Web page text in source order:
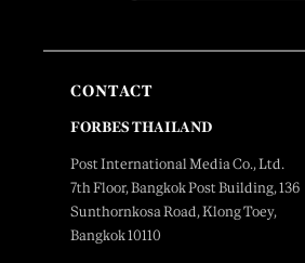
CONTACT
FORBES THAILAND
Post International Media Co., Ltd.
7th Floor, Bangkok Post Building, 136
Sunthornkosa Road, Klong Toey,
Bangkok 10110